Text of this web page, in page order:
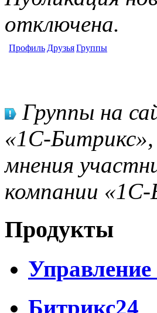
отключена.
Профиль ДрузьяГруппы
Группы на
«1С-
мнения
компании «1С-
Продукты
Управление
Битрикс24